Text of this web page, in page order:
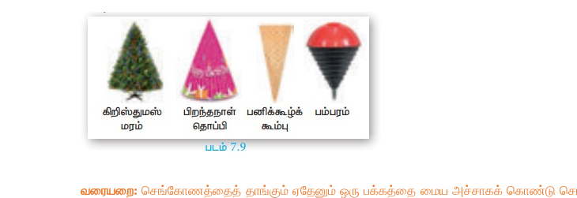
வரையறை: செங்கோணத்தைத் தாங்கும் ஏதேனும் ஒரு பக்கத்தை மைய அச்சாகக் கொண்டு